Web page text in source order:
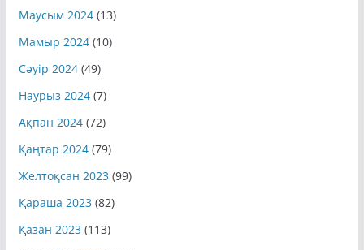
Мамыр 2024(10)
Сәуір 2024(49)
Наурыз 2024(7)
Ақпан 2024(72)
Қаңтар 2024(79)
Желтоқсан 2023(99)
Қараша 2023(82)
Қазан 2023(113)
Қыркүйек 2023(111)